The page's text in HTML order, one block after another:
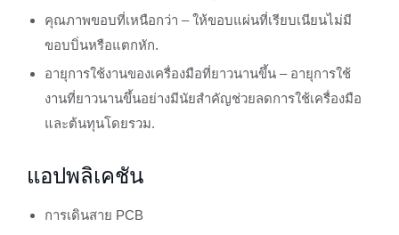
คุณภาพขอบที่เหนือกว่า – ให้ขอบแผ่นที่เรียบเนียนไม่มี
ขอบบิ่นหรือแตกหัก.
อายุการใช้งานของเครื่องมือที่ยาวนานขึ้น – อายุการใช้
งานที่ยาวนานขึ้นอย่างมีนัยสำคัญช่วยลดการใช้เครื่องมือ
และต้นทุนโดยรวม.
แอปพลิเคชัน
การเดินสาย PCB